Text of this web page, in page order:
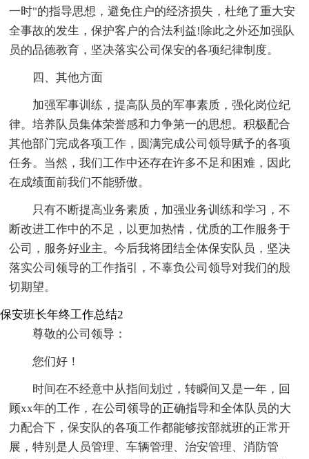
一时"的指导思想，避免住户的经济损失，杜绝了重大安
全事故的发生，保护客户的合法利益!除此之外还加强队
员的品德教育，坚决落实公司保安的各项纪律制度。
四、其他方面
加强军事训练，提高队员的军事素质，强化岗位纪
律。培养队员集体荣誉感和力争第一的思想。积极配合
其他部门完成各项工作，圆满完成公司领导赋予的各项
任务。当然，我们工作中还存在许多不足和困难，因此
在成绩面前我们不能骄傲。
只有不断提高业务素质，加强业务训练和学习，不
断改进工作中的不足，以更加热情，优质的工作服务于
公司，服务好业主。今后我将团结全体保安队员，坚决
落实公司领导的工作指引，不辜负公司领导对我们的殷
切期望。
保安班长年终工作总结2
尊敬的公司领导：
您们好！
时间在不经意中从指间划过，转瞬间又是一年，回
顾xx年的工作，在公司领导的正确指导和全体队员的大
力配合下，保安队的各项工作都能够按部就班的正常开
展，特别是人员管理、车辆管理、治安管理、消防管